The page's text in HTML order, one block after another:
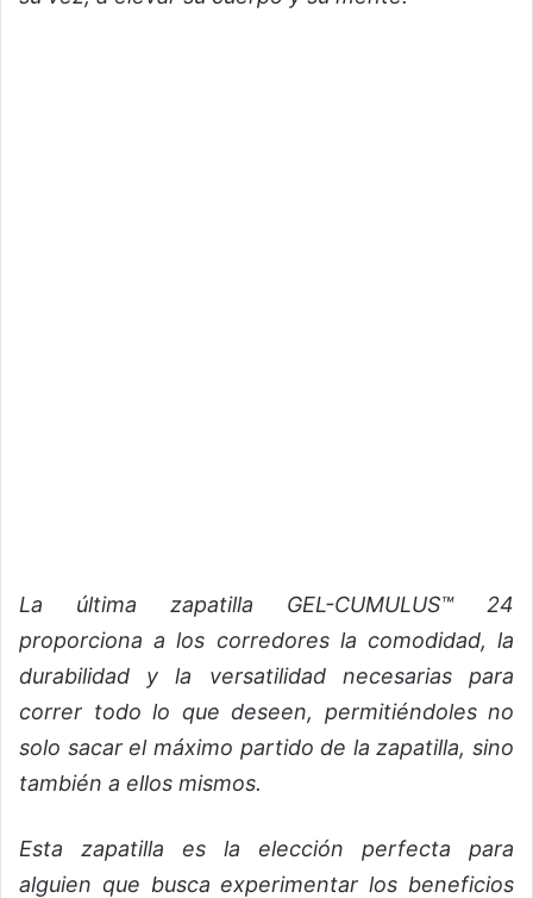
La última zapatilla GEL-CUMULUS™ 24
proporciona a los corredores la comodidad, la
durabilidad y la versatilidad necesarias para
correr todo lo que deseen, permitiéndoles no
solo sacar el máximo partido de la zapatilla, sino
también a ellos mismos.
Esta zapatilla es la elección perfecta para
alguien que busca experimentar los beneficios